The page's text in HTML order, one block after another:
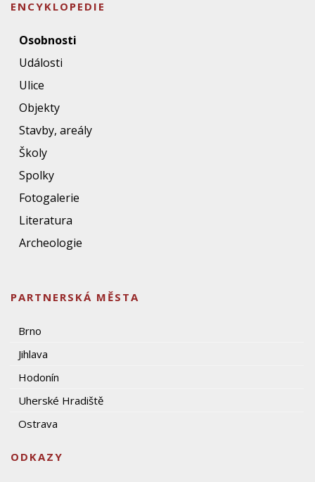
ENCYKLOPEDIE
Osobnosti
Události
Ulice
Objekty
Stavby, areály
Školy
Spolky
Fotogalerie
Literatura
Archeologie
PARTNERSKÁ MĚSTA
Brno
Jihlava
Hodonín
Uherské Hradiště
Ostrava
ODKAZY